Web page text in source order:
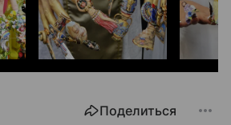
Поделиться